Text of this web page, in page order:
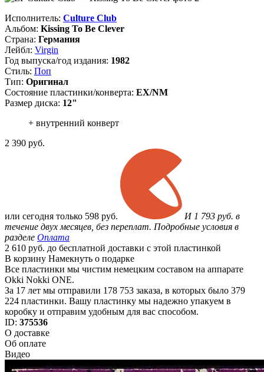
Исполнитель: Culture Club
Альбом: Kissing To Be Clever
Страна: Германия
Лейбл: Virgin
Год выпуска/год издания: 1982
Стиль: Поп
Тип: Оригинал
Состояние пластинки/конверта: EX/NM
Размер диска: 12"
+ внутренний конверт
2 390 руб.
или сегодня только 598 руб.
И 1 793 руб. в
течение двух месяцев, без переплат. Подробные условия в
разделе Оплата
2 610 руб. до бесплатной доставки с этой пластинкой
В корзину Намекнуть о подарке
Все пластинки мы чистим немецким составом на аппарате
Okki Nokki ONE.
За 17 лет мы отправили 178 753 заказа, в которых было 379
224 пластинки. Вашу пластинку мы надежно упакуем в
коробку и отправим удобным для вас способом.
ID: 375536
О доставке
Об оплате
Видео